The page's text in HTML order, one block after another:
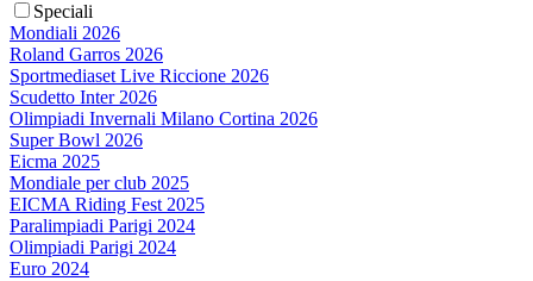
Speciali
Mondiali 2026
Roland Garros 2026
Sportmediaset Live Riccione 2026
Scudetto Inter 2026
Olimpiadi Invernali Milano Cortina 2026
Super Bowl 2026
Eicma 2025
Mondiale per club 2025
EICMA Riding Fest 2025
Paralimpiadi Parigi 2024
Olimpiadi Parigi 2024
Euro 2024